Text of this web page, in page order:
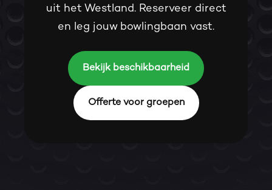
uit het Westland. Reserveer direct
en leg jouw bowlingbaan vast.
Bekijk beschikbaarheid
Offerte voor groepen